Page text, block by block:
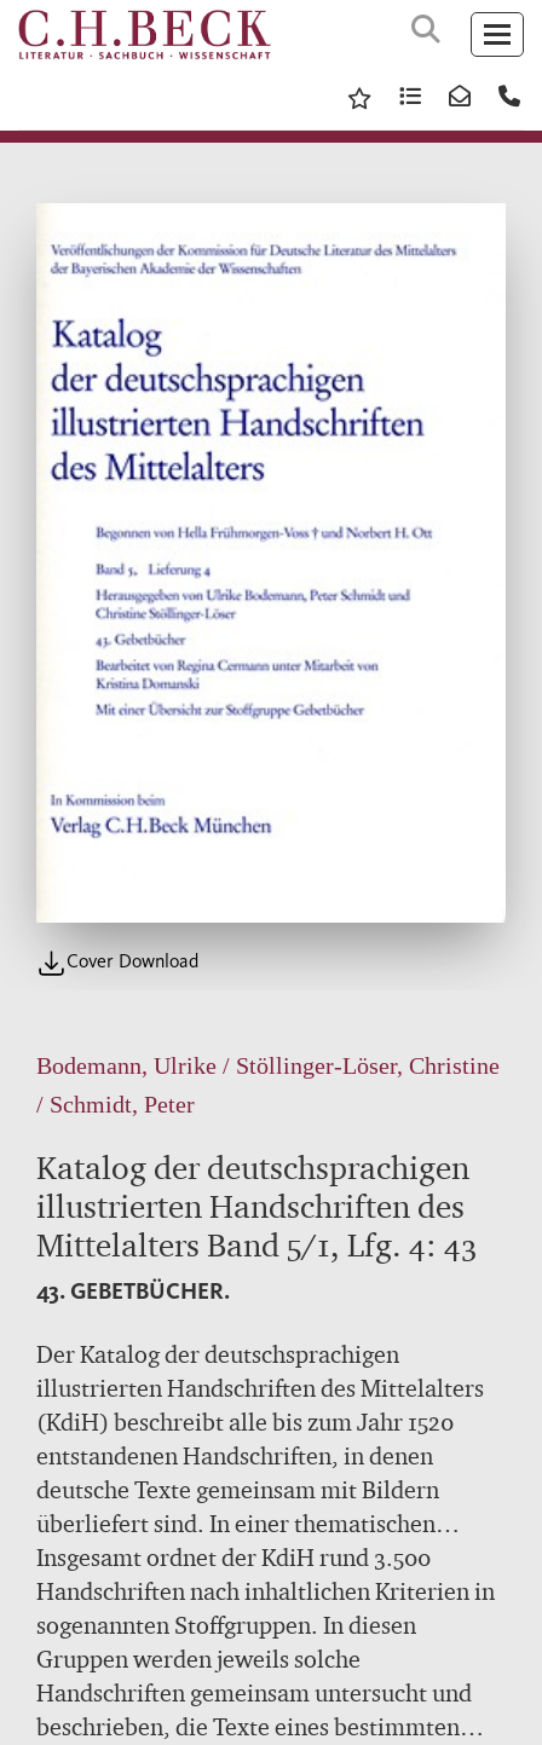
Cover Download
Bodemann, Ulrike / Stöllinger-Löser, Christine
/ Schmidt, Peter
Katalog der deutschsprachigen
illustrierten Handschriften des
Mittelalters Band 5/1, Lfg. 4: 43
43. GEBETBÜCHER.
Der Katalog der deutschsprachigen
illustrierten Handschriften des Mittelalters
(KdiH) beschreibt alle bis zum Jahr 1520
entstandenen Handschriften, in denen
deutsche Texte gemeinsam mit Bildern
überliefert sind. In einer thematischen
Sortierung untersucht der KdiH die
Beziehungen zwischen Bild und Text und
vergleicht verwandte Handschriften
miteinander.
Insgesamt ordnet der KdiH rund 3.500
Handschriften nach inhaltlichen Kriterien in
sogenannten Stoffgruppen. In diesen
Gruppen werden jeweils solche
Handschriften gemeinsam untersucht und
beschrieben, die Texte eines bestimmten